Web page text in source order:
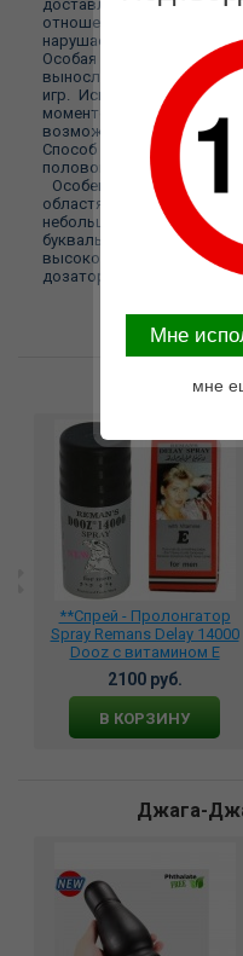
доставляющий
отношений в паре.
нарушает их структуру.
Особая комбинация
выносливость, а
игр. Использование
моментом
возможность
Способ применения : -
половой член и
Особенное внимание
областям члена. Вы
небольшое снижение
буквально через 3-5
высокой
дозатору.
Возможные
**Спрей - Пролонгатор
Spray Remans Delay 14000
Dooz с витамином Е
2100 руб.
В КОРЗИНУ
Джага-
Mне
мне